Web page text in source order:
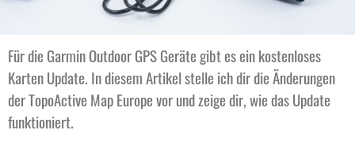
Für die Garmin Outdoor GPS Geräte gibt es ein kostenloses
Karten Update. In diesem Artikel stelle ich dir die Änderungen
der TopoActive Map Europe vor und zeige dir, wie das Update
funktioniert.